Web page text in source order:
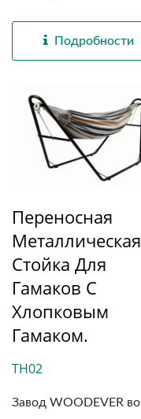
Подробности
Переносная
Металлическая
Стойка Для
Гамаков С
Хлопковым
Гамаком.
TH02
Завод WOODEVER во